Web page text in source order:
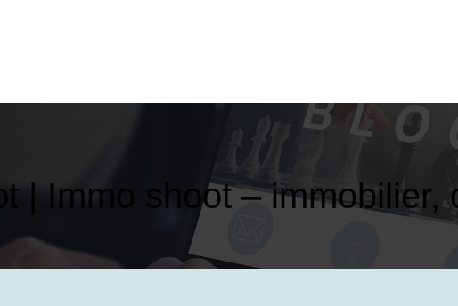
| Immo shoot – immobilier,